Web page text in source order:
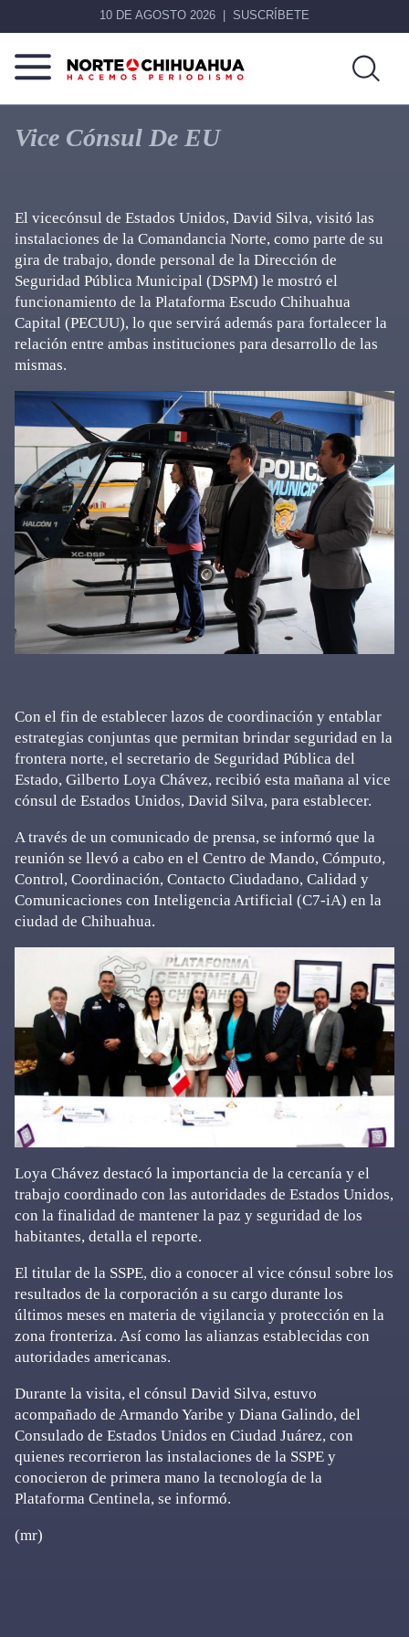
10 DE AGOSTO 2026 SUSCRÍBETE
Norte
De
Chihuahua
Más
que
noticias,
Vice Cónsul De EU
El vicecónsul de Estados Unidos, David Silva, visitó las
instalaciones de la Comandancia Norte, como parte de su
gira de trabajo, donde personal de la Dirección de
Seguridad Pública Municipal (DSPM) le mostró el
funcionamiento de la Plataforma Escudo Chihuahua
Capital (PECUU), lo que servirá además para fortalecer la
relación entre ambas instituciones para desarrollo de las
mismas.
Con el fin de establecer lazos de coordinación y entablar
estrategias conjuntas que permitan brindar seguridad en la
frontera norte, el secretario de Seguridad Pública del
Estado, Gilberto Loya Chávez, recibió esta mañana al vice
cónsul de Estados Unidos, David Silva, para establecer.
A través de un comunicado de prensa, se informó que la
reunión se llevó a cabo en el Centro de Mando, Cómputo,
Control, Coordinación, Contacto Ciudadano, Calidad y
Comunicaciones con Inteligencia Artificial (C7-iA) en la
ciudad de Chihuahua.
Loya Chávez destacó la importancia de la cercanía y el
trabajo coordinado con las autoridades de Estados Unidos,
con la finalidad de mantener la paz y seguridad de los
habitantes, detalla el reporte.
El titular de la SSPE, dio a conocer al vice cónsul sobre los
resultados de la corporación a su cargo durante los
últimos meses en materia de vigilancia y protección en la
zona fronteriza. Así como las alianzas establecidas con
autoridades americanas.
Durante la visita, el cónsul David Silva, estuvo
acompañado de Armando Yaribe y Diana Galindo, del
Consulado de Estados Unidos en Ciudad Juárez, con
quienes recorrieron las instalaciones de la SSPE y
conocieron de primera mano la tecnología de la
Plataforma Centinela, se informó.
(mr)